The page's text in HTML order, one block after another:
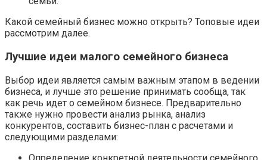
Какой семейный бизнес можно открыть? Топовые идеи
рассмотрим далее.
Лучшие идеи малого семейного бизнеса
Выбор идеи является самым важным этапом в ведении
бизнеса, и лучше это решение принимать сообща, так
как речь идет о семейном бизнесе. Предварительно
также нужно провести анализ рынка, анализ
конкурентов, составить бизнес-план с расчетами и
следующими разделами:
Определение конкретной деятельности семейного